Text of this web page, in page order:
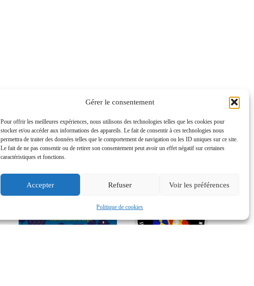
Gérer le consentement
Pour offrir les meilleures expériences, nous utilisons des technologies telles que les cookies pour
stocker et/ou accéder aux informations des appareils. Le fait de consentir à ces technologies nous
permettra de traiter des données telles que le comportement de navigation ou les ID uniques sur ce site.
Le fait de ne pas consentir ou de retirer son consentement peut avoir un effet négatif sur certaines
caractéristiques et fonctions.
Accepter Refuser Voir les préférences
Politique de cookies